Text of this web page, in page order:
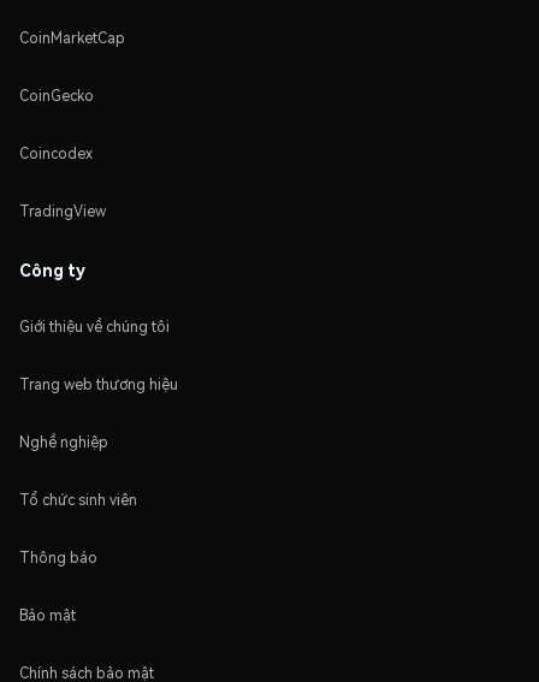
CoinMarketCap
CoinGecko
Coincodex
TradingView
Công ty
Giới thiệu về chúng tôi
Trang web thương hiệu
Nghề nghiệp
Tổ chức sinh viên
Thông báo
Bảo mật
Chính sách bảo mật